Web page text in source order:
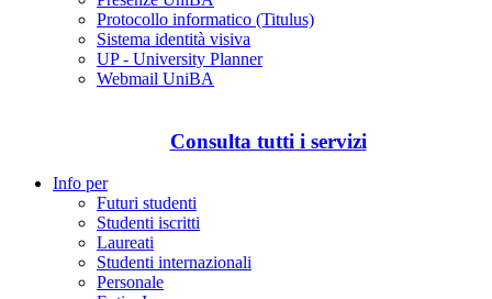
Protocollo informatico (Titulus)
Sistema identità visiva
UP - University Planner
Webmail UniBA
Consulta tutti i servizi
Info per
Futuri studenti
Studenti iscritti
Laureati
Studenti internazionali
Personale